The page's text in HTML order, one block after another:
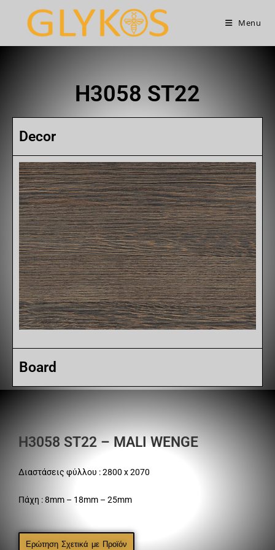
Menu
H3058 ST22
Decor
Board
H3058 ST22 – MALI WENGE
Διαστάσεις φύλλου : 2800 x 2070
Πάχη : 8mm – 18mm – 25mm
Ερώτηση Σχετικά με Προϊόν